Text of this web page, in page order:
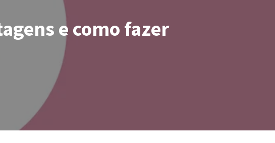
e como fazer